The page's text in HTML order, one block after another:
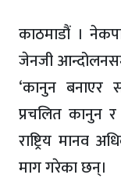
काठमाडौं ।
जेनजी
‘कानुन बनाएर
प्रचलित कानुन र
राष्ट्रिय मानव
माग गरेका छन्।